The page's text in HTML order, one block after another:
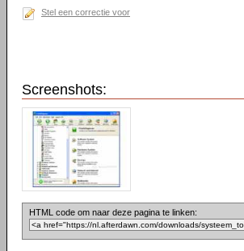
Stel een correctie voor
Screenshots:
HTML code om naar deze pagina te linken: